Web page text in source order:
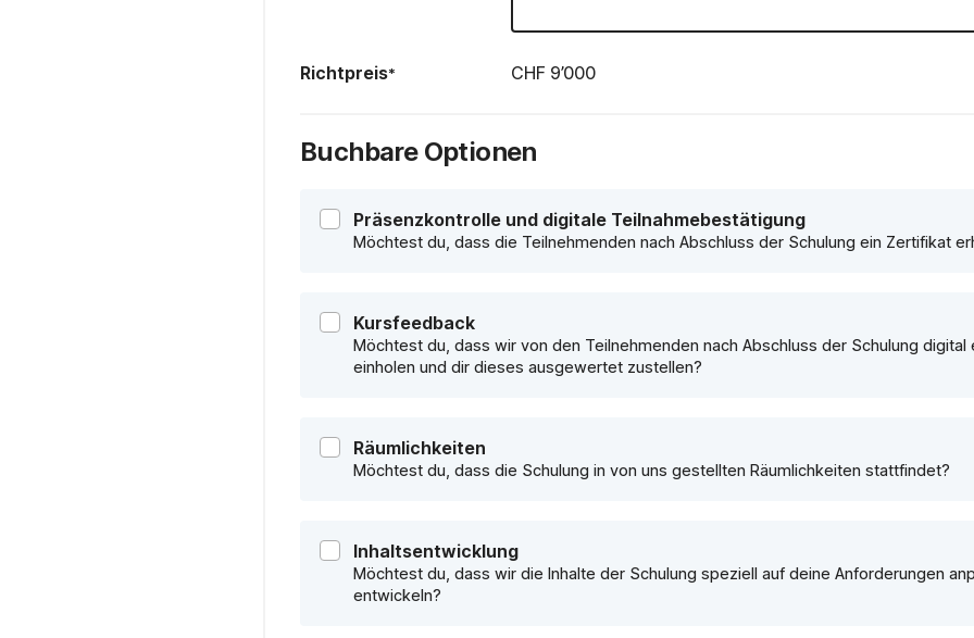
Richtpreis* CHF 9’000
Buchbare Optionen
Präsenzkontrolle und digitale Teilnahmebestätigung
Möchtest du, dass die Teilnehmenden nach Abschluss der Schulung ein Zertifikat
Kursfeedback
Möchtest du, dass wir von den Teilnehmenden nach Abschluss der Schulung digital
einholen und dir dieses ausgewertet zustellen?
Räumlichkeiten
Möchtest du, dass die Schulung in von uns gestellten Räumlichkeiten stattfindet?
Inhaltsentwicklung
Möchtest du, dass wir die Inhalte der Schulung speziell auf deine Anforderungen
entwickeln?